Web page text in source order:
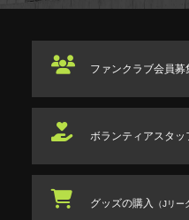
ファンクラブ会員募
ボランティアスタッ
グッズの購入 （Jリー